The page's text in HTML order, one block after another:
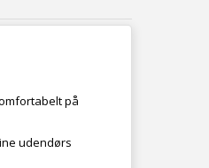
på
udendørs